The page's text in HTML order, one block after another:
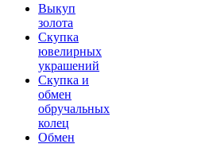
Выкуп
золота
Скупка
ювелирных
украшений
Скупка и
обмен
обручальных
колец
Обмен